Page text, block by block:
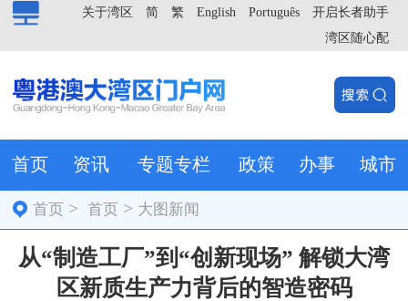
开启长者助手
Português
English
繁
简
关于湾区
湾区随心配
首页 资讯 专题专栏 政策 办事 城市
首页 >首页 > 大图新闻
从“制造工厂”到“创新现场” 解锁大湾
区新质生产力背后的智造密码